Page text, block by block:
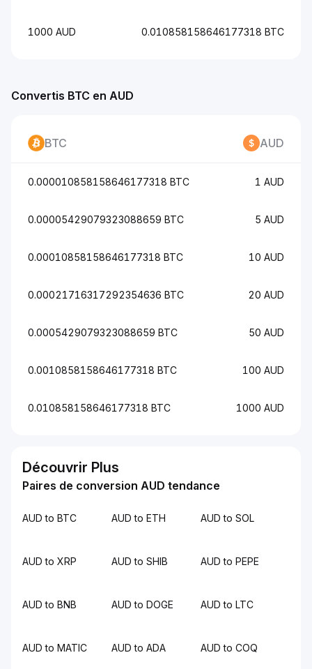
Convertis BTC en AUD
BTC AUD
0.000010858158646177318 BTC 1 AUD
0.00005429079323088659 BTC 5 AUD
0.00010858158646177318 BTC 10 AUD
0.00021716317292354636 BTC 20 AUD
0.0005429079323088659 BTC 50 AUD
0.0010858158646177318 BTC 100 AUD
0.010858158646177318 BTC 1000 AUD
1000 AUD 0.010858158646177318 BTC
Découvrir Plus
Paires de conversion AUD tendance
AUD to BTC AUD to ETH AUD to SOL
AUD to XRP AUD to SHIB AUD to PEPE
AUD to BNB AUD to DOGE AUD to LTC
AUD to MATIC AUD to ADA AUD to COQ